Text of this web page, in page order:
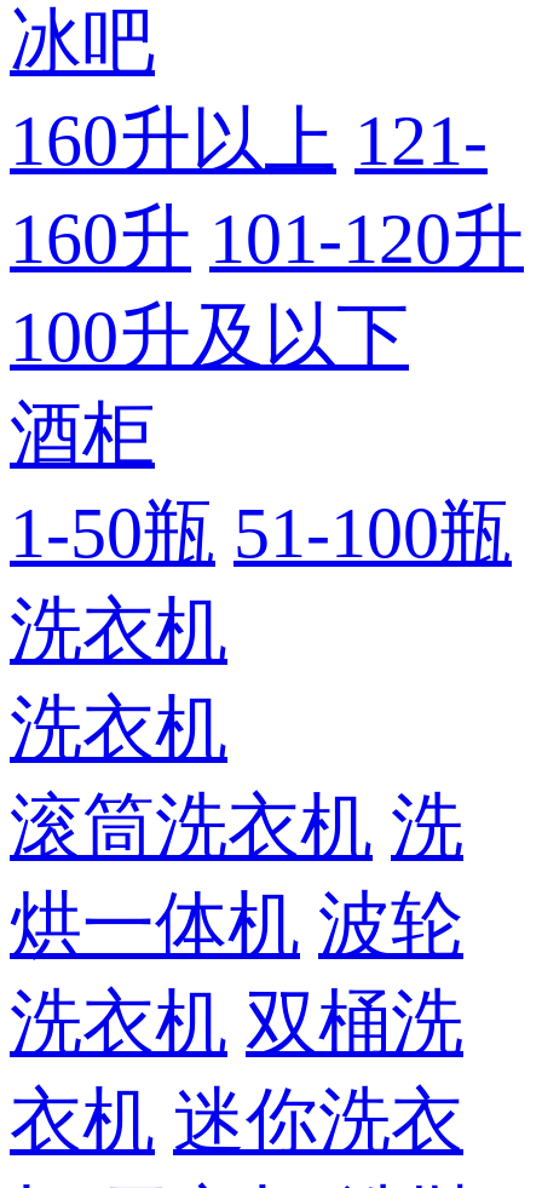
冰吧
160升以上 121-
160升 101-120升
100升及以下
酒柜
1-50瓶 51-100瓶
洗衣机
洗衣机
滚筒洗衣机 洗
烘一体机 波轮
洗衣机 双桶洗
衣机 迷你洗衣